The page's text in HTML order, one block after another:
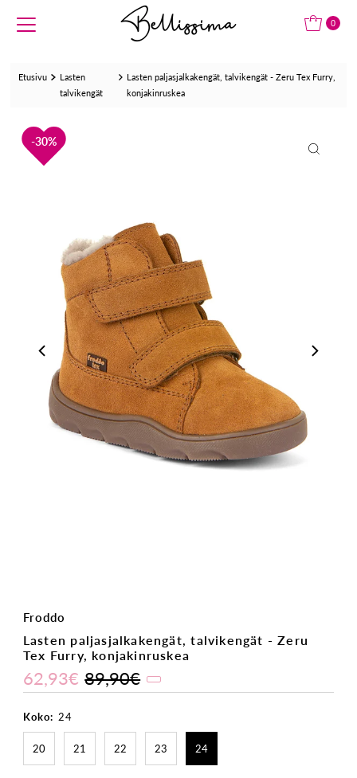
Translation missing: fi.accessibility.skip_to_text 0
Etusivu
Lasten
talvikengät
Lasten paljasjalkakengät, talvikengät - Zeru Tex Furry,
konjakinruskea
30%
30%
30%
30%
30%
Froddo
Lasten paljasjalkakengät, talvikengät - Zeru
Tex Furry, konjakinruskea
62,93€ 89,90€
Koko: 24
20 21 22 23 24